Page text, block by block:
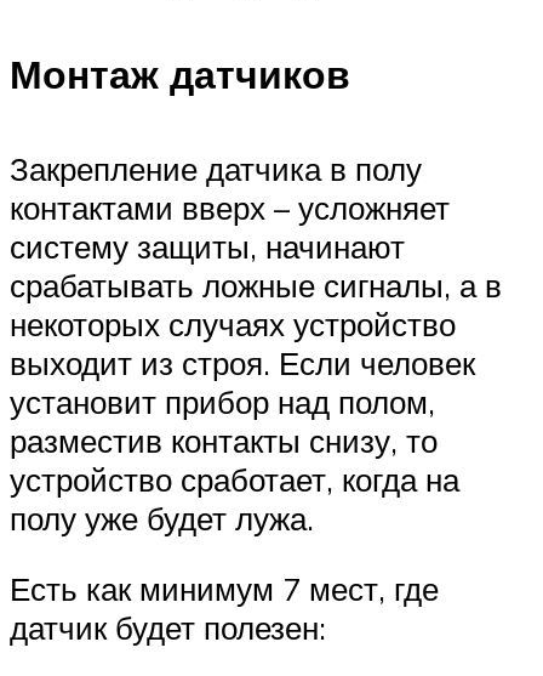
Монтаж датчиков
Закрепление датчика в полу
контактами вверх – усложняет
систему защиты, начинают
срабатывать ложные сигналы, а в
некоторых случаях устройство
выходит из строя. Если человек
установит прибор над полом,
разместив контакты снизу, то
устройство сработает, когда на
полу уже будет лужа.
Есть как минимум 7 мест, где
датчик будет полезен: